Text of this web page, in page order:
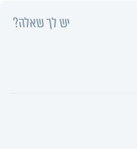
יש לך שאלה?